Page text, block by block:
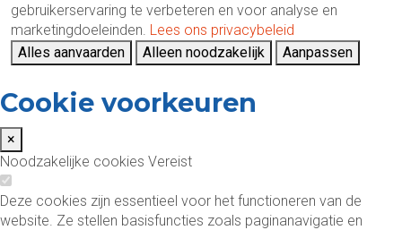
gebruikerservaring te verbeteren en voor analyse en
marketingdoeleinden. Lees ons privacybeleid
Alles aanvaarden
Alleen noodzakelijk Aanpassen
Cookie voorkeuren
×
Noodzakelijke cookies Vereist
Deze cookies zijn essentieel voor het functioneren van de
website. Ze stellen basisfuncties zoals paginanavigatie en